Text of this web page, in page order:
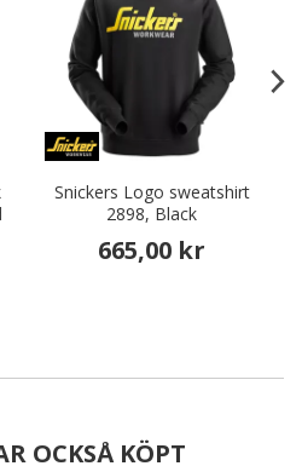
Snickers Logo sweatshirt
2898, Black
665,00 kr
OCKSÅ KÖPT